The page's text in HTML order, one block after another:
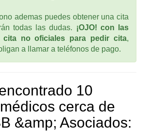
ademas puedes obtener una cita
todas las dudas. ¡OJO! con las
cita no oficiales para pedir cita,
a llamar a teléfonos de pago.
10
cerca de
&amp; Asociados: